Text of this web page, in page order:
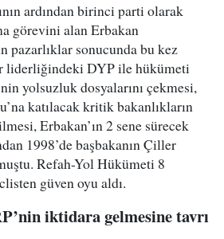
ardından birinci parti olarak
görevini alan Erbakan
pazarlıklar sonucunda bu kez
liderliğindeki DYP ile hükümeti
yolsuzluk dosyalarını çekmesi,
katılacak kritik bakanlıkların
Erbakan’ın 2 sene sürecek
1998’de başbakanın Çiller
Refah-Yol Hükümeti 8
güven oyu aldı.
iktidara gelmesine tavrı